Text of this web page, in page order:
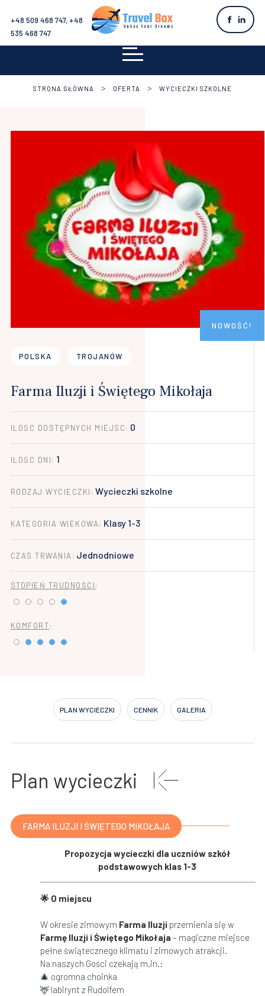
+48 509 468 747, +48
535 468 747
STRONA GŁÓWNA > OFERTA > WYCIECZKI SZKOLNE
POLSKA TROJANÓW
Farma Iluzji i Świętego Mikołaja
ILOŚĆ DOSTĘPNYCH MIEJSC: 0
ILOŚĆ DNI: 1
RODZAJ WYCIECZKI: Wycieczki szkolne
KATEGORIA WIEKOWA: Klasy 1-3
CZAS TRWANIA: Jednodniowe
STOPIEŃ TRUDNOŚCI:
KOMFORT:
NOWOŚĆ!
PLAN WYCIECZKI CENNIK GALERIA
Plan wycieczki
FARMA ILUZJI I ŚWIĘTEGO MIKOŁAJA
Propozycja wycieczki dla uczniów szkół
podstawowych klas 1-3
🌟O miejscu
W okresie zimowym Farma Iluzjiprzemienia się w
FarmęIluzji iŚwiętego Mikołaja – magiczne miejsce
pełne świątecznego klimatu i zimowych atrakcji.
Na naszych Gości czekają m.in.:
🎄 ogromna choinka
🦌 labirynt z Rudolfem